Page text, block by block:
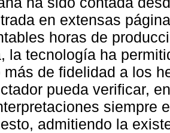
en extensas
horas de
la tecnología ha
más de fidelidad a los
pueda verificar,
siempre
admitiendo la